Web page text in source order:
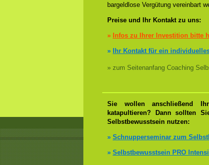
bargeldlose Vergütung vereinbart
Preise und Ihr Kontakt zu uns:
» Infos zu Ihrer Investition bitte
» Ihr Kontakt für ein
» zum Seitenanfang Coaching
Sie wollen anschließend
katapultieren? Dann sollten
Selbstbewusstsein nutzen:
» Schnupperseminar zum
» Selbstbewusstsein PRO